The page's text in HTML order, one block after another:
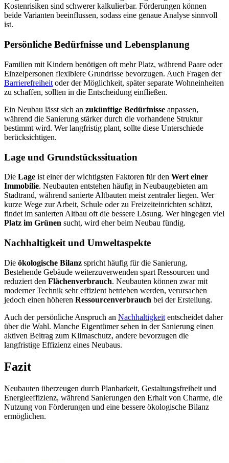
Kostenrisiken sind schwerer kalkulierbar. Förderungen können
beide Varianten beeinflussen, sodass eine genaue Analyse sinnvoll
ist.
Persönliche Bedürfnisse und Lebensplanung
Familien mit Kindern benötigen oft mehr Platz, während Paare oder
Einzelpersonen flexiblere Grundrisse bevorzugen. Auch Fragen der
Barrierefreiheit oder der Möglichkeit, später separate Wohneinheiten
zu schaffen, sollten in die Entscheidung einfließen.
Ein Neubau lässt sich an zukünftige Bedürfnisse anpassen,
während die Sanierung stärker durch die vorhandene Struktur
bestimmt wird. Wer langfristig plant, sollte diese Unterschiede
berücksichtigen.
Lage und Grundstückssituation
Die Lage ist einer der wichtigsten Faktoren für den Wert einer
Immobilie. Neubauten entstehen häufig in Neubaugebieten am
Stadtrand, während sanierte Altbauten meist zentraler liegen. Wer
kurze Wege zur Arbeit, Schule oder zu Freizeiteinrichten schätzt,
findet im sanierten Altbau oft die bessere Lösung. Wer hingegen viel
Platz im Grünen sucht, wird eher beim Neubau fündig.
Nachhaltigkeit und Umweltaspekte
Die ökologische Bilanz spricht häufig für die Sanierung.
Bestehende Gebäude weiterzuverwenden spart Ressourcen und
reduziert den Flächenverbrauch. Neubauten können zwar mit
moderner Technik sehr effizient betrieben werden, verursachen
jedoch einen höheren Ressourcenverbrauch bei der Erstellung.
Auch der persönliche Anspruch an Nachhaltigkeit entscheidet daher
über die Wahl. Manche Eigentümer sehen in der Sanierung einen
aktiven Beitrag zum Klimaschutz, andere bevorzugen die
langfristige Effizienz eines Neubaus.
Fazit
Neubauten überzeugen durch Planbarkeit, Gestaltungsfreiheit und
Energieeffizienz, während Sanierungen den Erhalt von Charme, die
Nutzung von Förderungen und eine bessere ökologische Bilanz
ermöglichen.